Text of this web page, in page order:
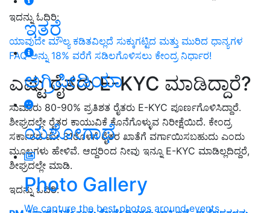
ಇತರೆ
ಅಗ್ರಿಪೀಡಿಯಾ
ಯಶೋಗಾಥೆ
Photo Gallery
We capture the best photos around events,
ಇದನ್ನು ಓದಿರಿ:
ಯಾವುದೇ ಮೌಲ್ಯ ಕಡಿತವಿಲ್ಲದೆ ಸುಕ್ಕುಗಟ್ಟಿದ ಮತ್ತು ಮುರಿದ ಧಾನ್ಯಗಳ
FAQ ಅನ್ನು 18% ವರೆಗೆ ಸಡಿಲಗೊಳಿಸಲು ಕೇಂದ್ರ ನಿರ್ಧಾರ!
ಎಷ್ಟು ರೈತರು E-KYC ಮಾಡಿದ್ದಾರೆ?
ಸುಮಾರು 80-90% ಪ್ರತಿಶತ ರೈತರು E-KYC ಪೂರ್ಣಗೊಳಿಸಿದ್ದಾರೆ.
ಶೀಘ್ರದಲ್ಲೇ ರೈತರ ಕಾಯುವಿಕೆ ಕೊನೆಗೊಳ್ಳುವ ನಿರೀಕ್ಷೆಯಿದೆ. ಕೇಂದ್ರ
ಸರ್ಕಾರದ ಮೇ 31ರೊಳಗೆ ರೈತರ ಖಾತೆಗೆ ವರ್ಗಾಯಿಸಬಹುದು ಎಂದು
ಮೂಲಗಳು ಹೇಳಿವೆ. ಆದ್ದರಿಂದ ನೀವು ಇನ್ನೂ E-KYC ಮಾಡಿಲ್ಲದಿದ್ದರೆ,
ಶೀಘ್ರದಲ್ಲೇ ಮಾಡಿ.
ಇದನ್ನು ಓದಿರಿ: